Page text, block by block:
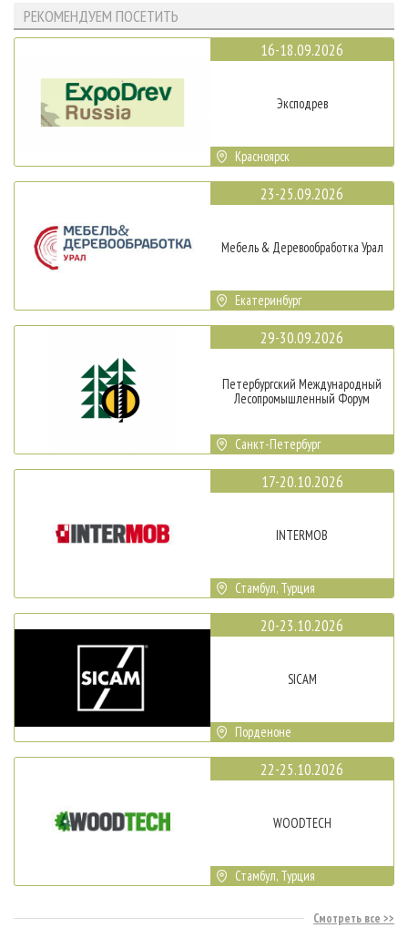
РЕКОМЕНДУЕМ ПОСЕТИТЬ
16-18.09.2026
Эксподрев
Красноярск
23-25.09.2026
Мебель & Деревообработка Урал
Екатеринбург
29-30.09.2026
Петербургский Международный
Лесопромышленный Форум
Санкт-Петербург
17-20.10.2026
INTERMOB
Стамбул, Турция
20-23.10.2026
SICAM
Порденоне
22-25.10.2026
WOODTECH
Стамбул, Турция
Смотреть все